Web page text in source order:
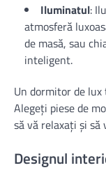
Iluminatul:
atmosferă
de masă, sau
inteligent.
Un dormitor de
Alegeți piese de
să vă relaxați și să
Designul